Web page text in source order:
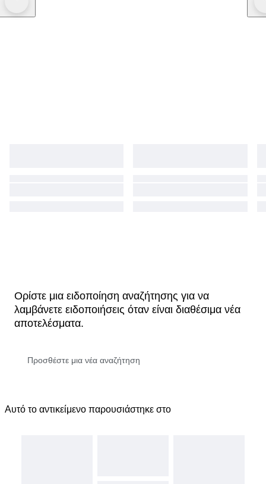
Ορίστε μια ειδοποίηση αναζήτησης για να
λαμβάνετε ειδοποιήσεις όταν είναι διαθέσιμα νέα
αποτελέσματα.
Αυτό το αντικείμενο παρουσιάστηκε στο